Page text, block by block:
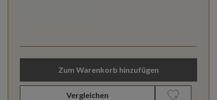
Zum Warenkorb hinzufügen
Vergleichen